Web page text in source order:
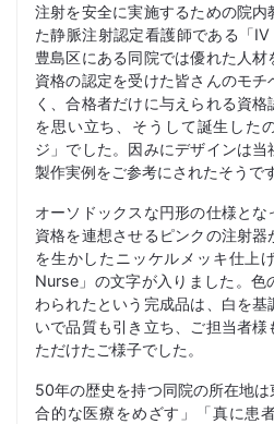
注射を安全に実施するための院内
た静脈注射認定看護師である「
豊島区にある同院では優れた人材
資格の認定を受けた皆さんのモ
く、合格者だけに与えられる資
を思い立ち、そうして誕生した
ジ」でした。因みにデザインは
製作実例をご参考にされたそうです
オーソドックスな円形の仕様と
資格を連想させるピンクの注射
を生かしたニッケルメッキ仕上
Nurse」の文字が入りました。色
わられたという完成品は、白を
いで品質も引き立ち、ご担当者
ただけたご様子でした。
50年の歴史を持つ同院の所在地
合的な医療をめざす」「真に患